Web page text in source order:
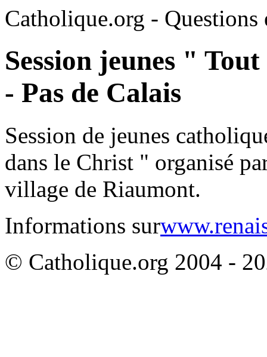
Catholique.org - Questions
Session jeunes "
- Pas de Calais
Session de jeunes
dans le Christ " organisé
village de Riaumont.
Informations sur
© Catholique.org 2004 -